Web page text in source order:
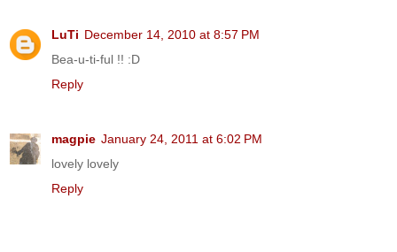
LuTi December 14, 2010 at 8:57 PM
Bea-u-ti-ful !! :D
Reply
magpie January 24, 2011 at 6:02 PM
lovely lovely
Reply